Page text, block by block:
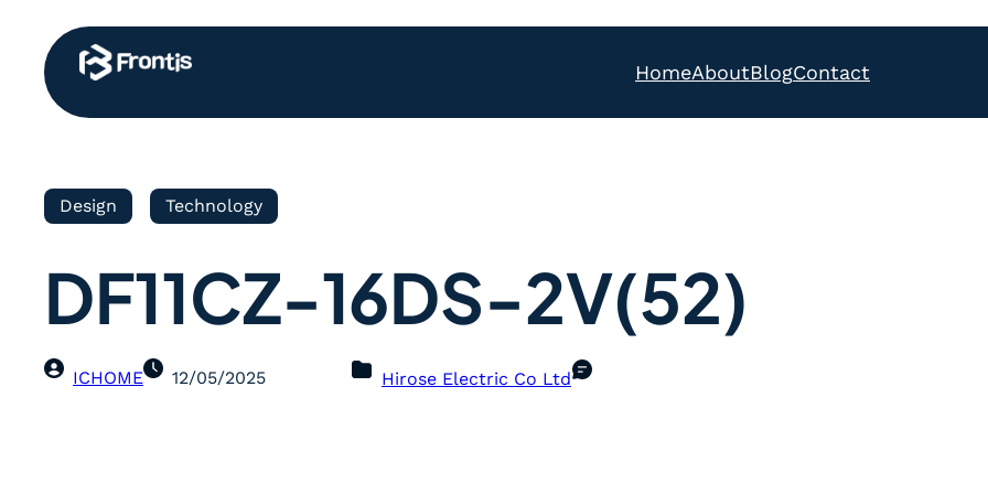
HomeAboutBlogContact
Design Technology
DF11CZ-16DS-2V(52)
ICHOME 12/05/2025 Hirose Electric Co Ltd